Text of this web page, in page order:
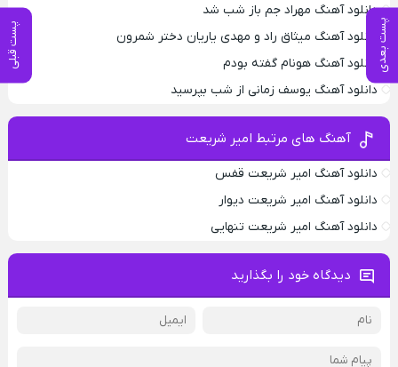
پست بعدی پست قبلی
دانلود آهنگ مهراد جم باز شب شد
دانلود آهنگ میثاق راد و مهدی یاریان دختر شمرون
دانلود آهنگ هونام گفته بودم
دانلود آهنگ یوسف زمانی از شب بپرسید
آهنگ های مرتبط امیر شریعت
دانلود آهنگ امیر شریعت قفس
دانلود آهنگ امیر شریعت دیوار
دانلود آهنگ امیر شریعت تنهایی
دیدگاه خود را بگذارید